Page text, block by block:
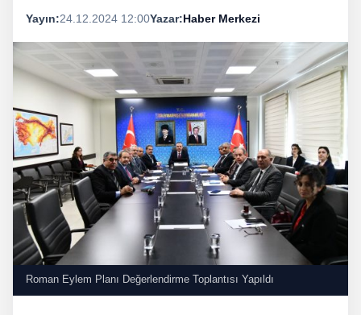
Yayın:24.12.2024 12:00Yazar:Haber Merkezi
Roman Eylem Planı Değerlendirme Toplantısı Yapıldı